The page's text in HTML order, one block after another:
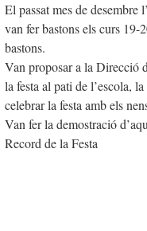
El passat mes de desembre
van fer bastons els curs
bastons.
Van proposar a la Direcció
la festa al pati de l’escola,
celebrar la festa amb els
Van fer la demostració
Record de la Festa